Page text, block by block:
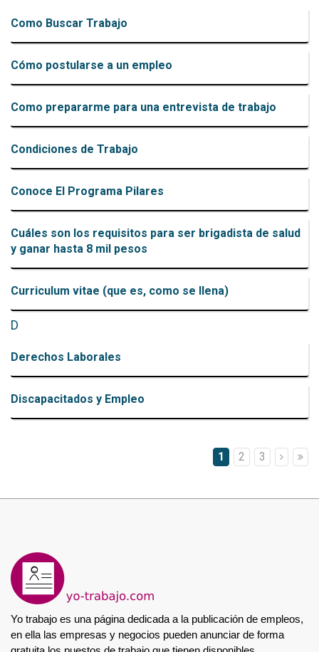
Como Buscar Trabajo
Cómo postularse a un empleo
Como prepararme para una entrevista de trabajo
Condiciones de Trabajo
Conoce El Programa Pilares
Cuáles son los requisitos para ser brigadista de salud
y ganar hasta 8 mil pesos
Curriculum vitae (que es, como se llena)
D
Derechos Laborales
Discapacitados y Empleo
Página
1 Page
2 Page
3
Yo trabajo es una página dedicada a la publicación de empleos,
en ella las empresas y negocios pueden anunciar de forma